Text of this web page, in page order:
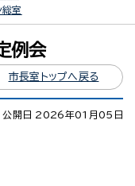
総室
例会
市長室トップへ戻る
公開日 2026年01月05日